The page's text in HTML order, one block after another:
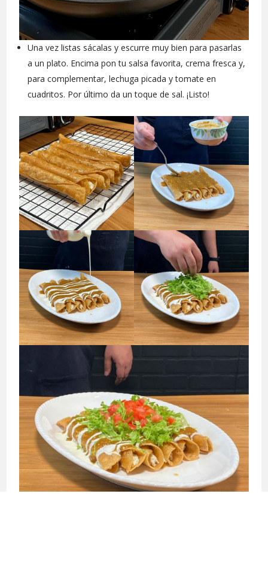
Una vez listas sácalas y escurre muy bien para pasarlas
a un plato. Encima pon tu salsa favorita, crema fresca y,
para complementar, lechuga picada y tomate en
cuadritos. Por último da un toque de sal. ¡Listo!